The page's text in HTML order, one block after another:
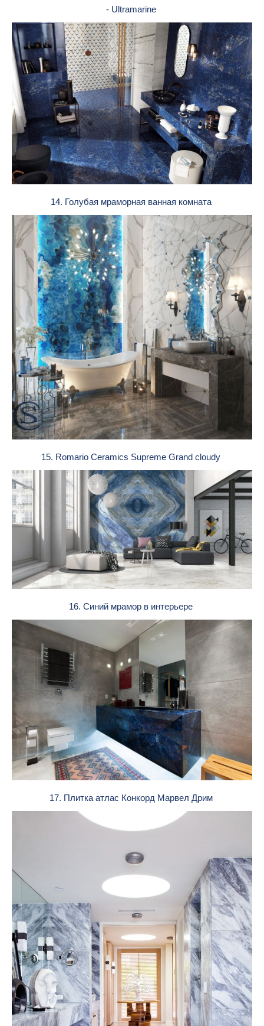
- Ultramarine
14. Голубая мраморная ванная комната
15. Romario Ceramics Supreme Grand cloudy
16. Синий мрамор в интерьере
17. Плитка атлас Конкорд Марвел Дрим